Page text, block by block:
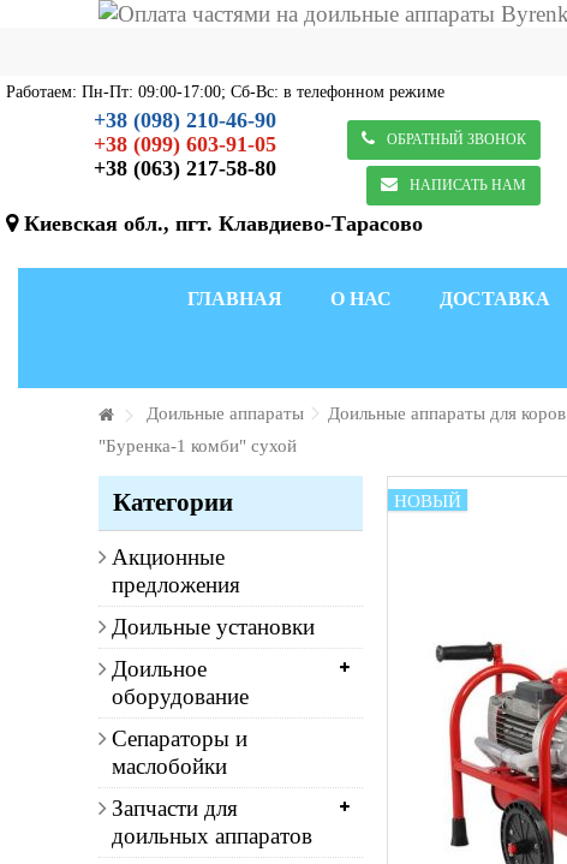
Работаем: Пн-Пт: 09:00-17:00; Сб-Вс: в телефонном режиме
+38 (098) 210-46-90
+38 (099) 603-91-05
+38 (063) 217-58-80
ОБРАТНЫЙ ЗВОНОК
НАПИСАТЬ НАМ
Киевская обл., пгт. Клавдиево-Тарасово
ГЛАВНАЯ О НАС ДОСТАВКА
Доильные аппараты Доильные аппараты для коров
"Буренка-1 комби" сухой
НОВЫЙ
Категории
Акционные
предложения
Доильные установки
Доильное
оборудование
Сепараторы и
маслобойки
Запчасти для
доильных аппаратов